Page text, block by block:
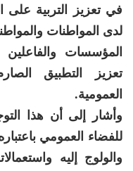
في تعزيز التربية
لدى المواطنات
المؤسسات
تعزيز التطبيق
العمومية.
وأشار إلى أن هذا
للفضاء العمومي
والولوج إليه